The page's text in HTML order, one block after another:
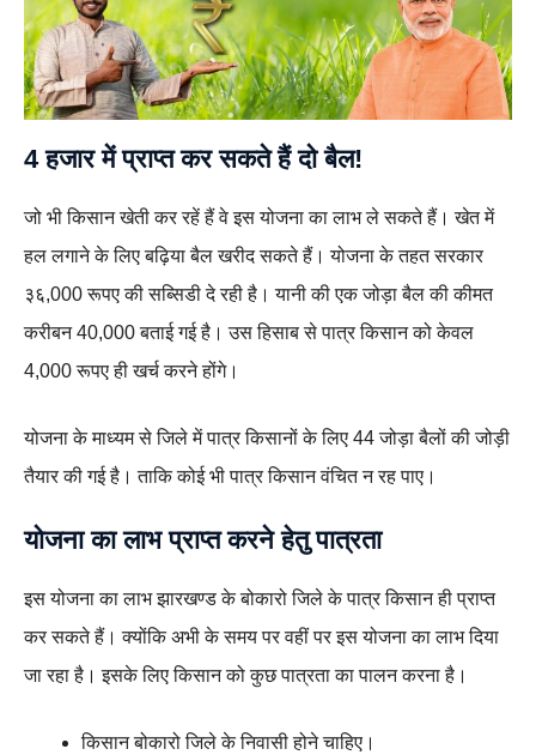
4 हजार में प्राप्त कर सकते हैं दो बैल!
जो भी किसान खेती कर रहें हैं वे इस योजना का लाभ ले सकते हैं। खेत में
हल लगाने के लिए बढ़िया बैल खरीद सकते हैं। योजना के तहत सरकार
३६,000 रूपए की सब्सिडी दे रही है। यानी की एक जोड़ा बैल की कीमत
करीबन 40,000 बताई गई है। उस हिसाब से पात्र किसान को केवल
4,000 रूपए ही खर्च करने होंगे।
योजना के माध्यम से जिले में पात्र किसानों के लिए 44 जोड़ा बैलों की जोड़ी
तैयार की गई है। ताकि कोई भी पात्र किसान वंचित न रह पाए।
योजना का लाभ प्राप्त करने हेतु पात्रता
इस योजना का लाभ झारखण्ड के बोकारो जिले के पात्र किसान ही प्राप्त
कर सकते हैं। क्योंकि अभी के समय पर वहीं पर इस योजना का लाभ दिया
जा रहा है। इसके लिए किसान को कुछ पात्रता का पालन करना है।
किसान बोकारो जिले के निवासी होने चाहिए।